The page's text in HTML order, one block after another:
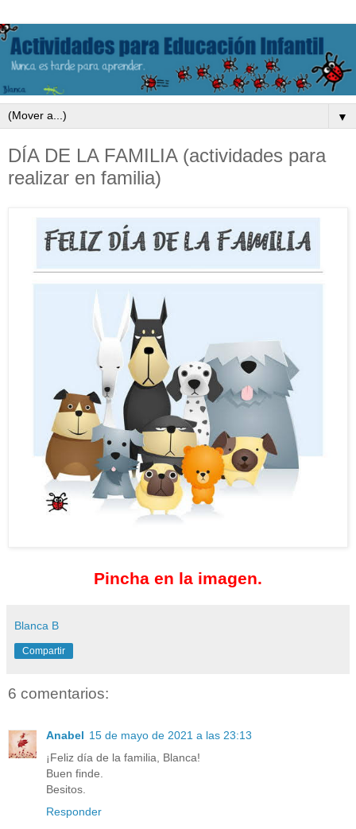
▼
DÍA DE LA FAMILIA (actividades para
realizar en familia)
Pincha en la imagen.
Blanca B
Compartir
6 comentarios:
Anabel 15 de mayo de 2021 a las 23:13
¡Feliz día de la familia, Blanca!
Buen finde.
Besitos.
Responder